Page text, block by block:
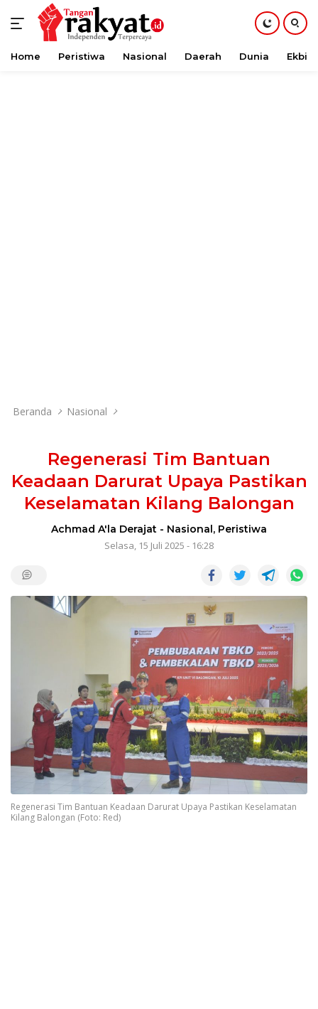
Langsung
Home Peristiwa Nasional Daerah Dunia Ekbis
Beranda Nasional
Regenerasi Tim Bantuan
Keadaan Darurat Upaya Pastikan
Keselamatan Kilang Balongan
Achmad A'la Derajat - Nasional, Peristiwa
Selasa, 15 Juli 2025 - 16:28
Regenerasi Tim Bantuan Keadaan Darurat Upaya Pastikan Keselamatan
Kilang Balongan (Foto: Red)